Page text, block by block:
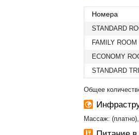
Номера
STANDARD
FAMILY ROOM
ECONOMY
STANDARD
Общее
Массаж: